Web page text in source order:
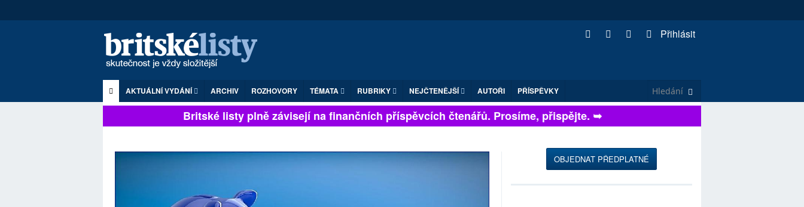
Přihlásit
AKTUÁLNÍ VYDÁNÍ ARCHIV ROZHOVORY TÉMATA RUBRIKY NEJČTENĚJŠÍ AUTOŘI PŘÍSPĚVKY
Britské listy plně závisejí na finančních příspěvcích čtenářů. Prosíme, přispějte. ➥
OBJEDNAT PŘEDPLATNÉ